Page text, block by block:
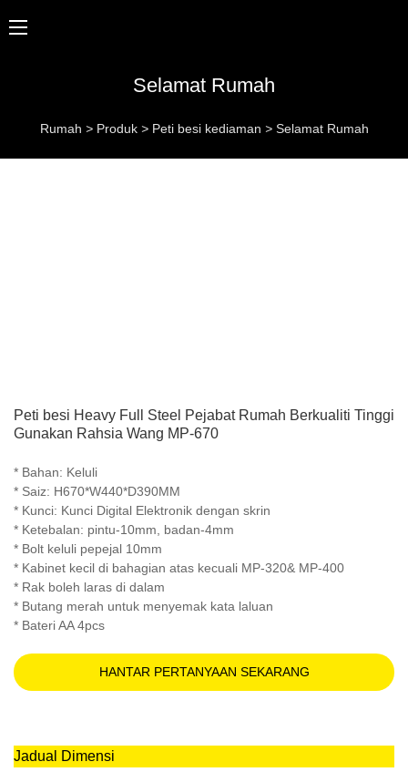
Selamat Rumah
Rumah > Produk > Peti besi kediaman > Selamat Rumah
Peti besi Heavy Full Steel Pejabat Rumah Berkualiti Tinggi
Gunakan Rahsia Wang MP-670
* Bahan: Keluli
* Saiz: H670*W440*D390MM
* Kunci: Kunci Digital Elektronik dengan skrin
* Ketebalan: pintu-10mm, badan-4mm
* Bolt keluli pepejal 10mm
* Kabinet kecil di bahagian atas kecuali MP-320& MP-400
* Rak boleh laras di dalam
* Butang merah untuk menyemak kata laluan
* Bateri AA 4pcs
HANTAR PERTANYAAN SEKARANG
Jadual Dimensi